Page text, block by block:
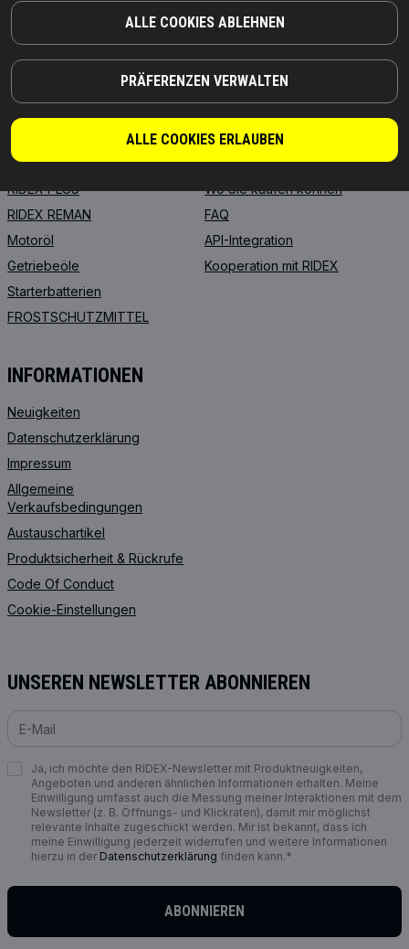
ALLE COOKIES ABLEHNEN
PRÄFERENZEN VERWALTEN
ALLE COOKIES ERLAUBEN
© 2026 | RIDEX GMBH
JOSEF-ORLOPP-STRASSE 55
10365 BERLIN
PRODUKTE
RIDEX
RIDEX PLUS
RIDEX REMAN
Motoröl
Getriebeöle
Starterbatterien
FROSTSCHUTZMITTEL
PARTNERSCHAFT
Händler
Für Anbieter
Wo Sie kaufen können
FAQ
API-Integration
Kooperation mit RIDEX
INFORMATIONEN
Neuigkeiten
Datenschutzerklärung
Impressum
Allgemeine
Verkaufsbedingungen
Austauschartikel
Produktsicherheit & Rückrufe
Code Of Conduct
Cookie-Einstellungen
UNSEREN NEWSLETTER ABONNIEREN
Ja, ich möchte den RIDEX-Newsletter mit Produktneuigkeiten,
Angeboten und anderen ähnlichen Informationen erhalten. Meine
Einwilligung umfasst auch die Messung meiner Interaktionen mit dem
Newsletter (z. B. Öffnungs- und Klickraten), damit mir möglichst
relevante Inhalte zugeschickt werden. Mir ist bekannt, dass ich
meine Einwilligung jederzeit widerrufen und weitere Informationen
hierzu in der Datenschutzerklärung finden kann.*
ABONNIEREN